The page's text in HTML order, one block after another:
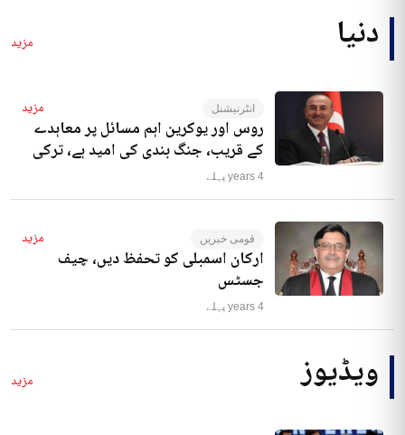
دنیا مزید
انٹرنیشنل مزید
روس اور یوکرین اہم مسائل پر معاہدے
کے قریب، جنگ بندی کی امید ہے، ترکی
4 years پہلے
قومی خبریں مزید
ارکان اسمبلی کو تحفظ دیں، چیف
جسٹس
4 years پہلے
ویڈیوز مزید